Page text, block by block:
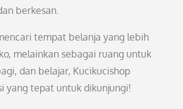
berkesan.
tempat belanja yang lebih
melainkan sebagai ruang untuk
dan belajar, Kucikucishop
yang tepat untuk dikunjungi!